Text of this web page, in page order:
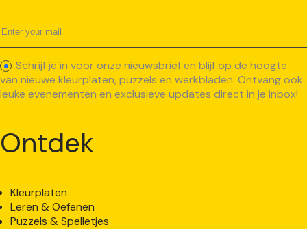
Schrijf je in voor onze nieuwsbrief en blijf op de hoogte
van nieuwe kleurplaten, puzzels en werkbladen. Ontvang ook
leuke evenementen en exclusieve updates direct in je inbox!
Ontdek
Kleurplaten
Leren & Oefenen
Puzzels & Spelletjes